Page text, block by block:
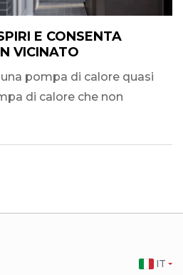
E CONSENTA
VICINATO
pompa di calore quasi
di calore che non
IT